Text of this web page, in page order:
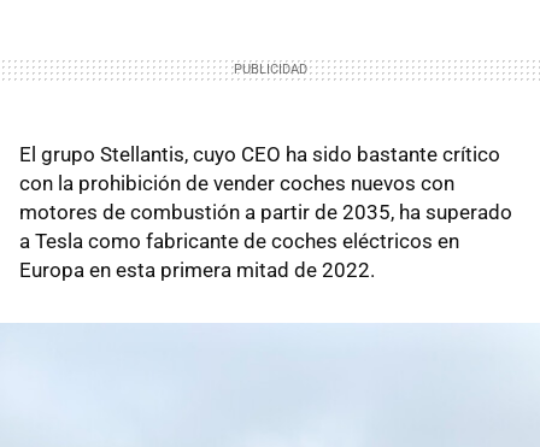
El grupo Stellantis, cuyo CEO ha sido bastante crítico
con la prohibición de vender coches nuevos con
motores de combustión a partir de 2035, ha superado
a Tesla como fabricante de coches eléctricos en
Europa en esta primera mitad de 2022.